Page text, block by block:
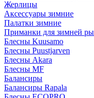
Жерлицы
Аксессуары зимние
Палатки зимние
Приманки для зимней
Блесны Kuusamo
Блесны Puustjarven
Блесны Akara
Блесны MF
Балансиры
Балансиры Rapala